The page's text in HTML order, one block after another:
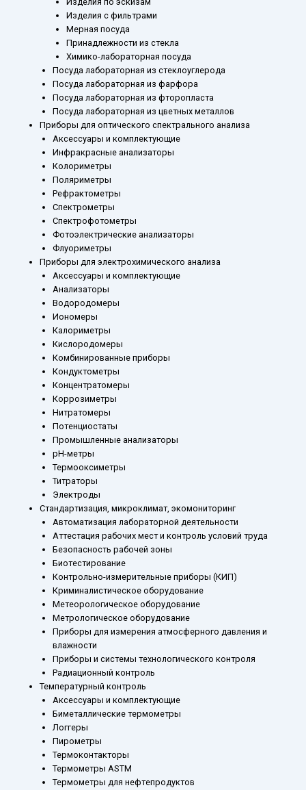
Изделия с фильтрами
Мерная посуда
Принадлежности из стекла
Химико-лабораторная посуда
Посуда лабораторная из стеклоуглерода
Посуда лабораторная из фарфора
Посуда лабораторная из фторопласта
Посуда лабораторная из цветных металлов
Приборы для оптического спектрального анализа
Аксессуары и комплектующие
Инфракрасные анализаторы
Колориметры
Поляриметры
Рефрактометры
Спектрометры
Спектрофотометры
Фотоэлектрические анализаторы
Флуориметры
Приборы для электрохимического анализа
Аксессуары и комплектующие
Анализаторы
Водородомеры
Иономеры
Калориметры
Кислородомеры
Комбинированные приборы
Кондуктометры
Концентратомеры
Коррозиметры
Нитратомеры
Потенциостаты
Промышленные анализаторы
рН-метры
Термооксиметры
Титраторы
Электроды
Стандартизация, микроклимат, экомониторинг
Автоматизация лабораторной деятельности
Аттестация рабочих мест и контроль условий труда
Безопасность рабочей зоны
Биотестирование
Контрольно-измерительные приборы (КИП)
Криминалистическое оборудование
Метеорологическое оборудование
Метрологическое оборудование
Приборы для измерения атмосферного давления и
влажности
Приборы и системы технологического контроля
Радиационный контроль
Температурный контроль
Аксессуары и комплектующие
Биметаллические термометры
Логгеры
Пирометры
Термоконтакторы
Термометры ASTM
Термометры для нефтепродуктов